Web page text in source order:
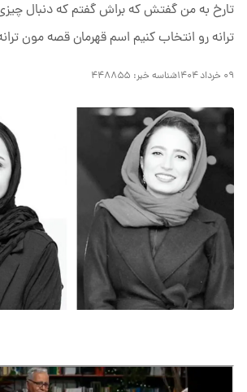
تارخ به من گفتش که براش گفتم که دنبال چیزی
ترانه رو انتخاب کنیم اسم قهرمان قصه مون
۰۹ خرداد ۱۴۰۴ شناسه خبر: ۴۴۸۸۵۵